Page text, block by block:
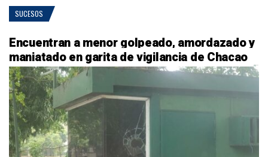
SUCESOS
Encuentran a menor golpeado, amordazado y
maniatado en garita de vigilancia de Chacao